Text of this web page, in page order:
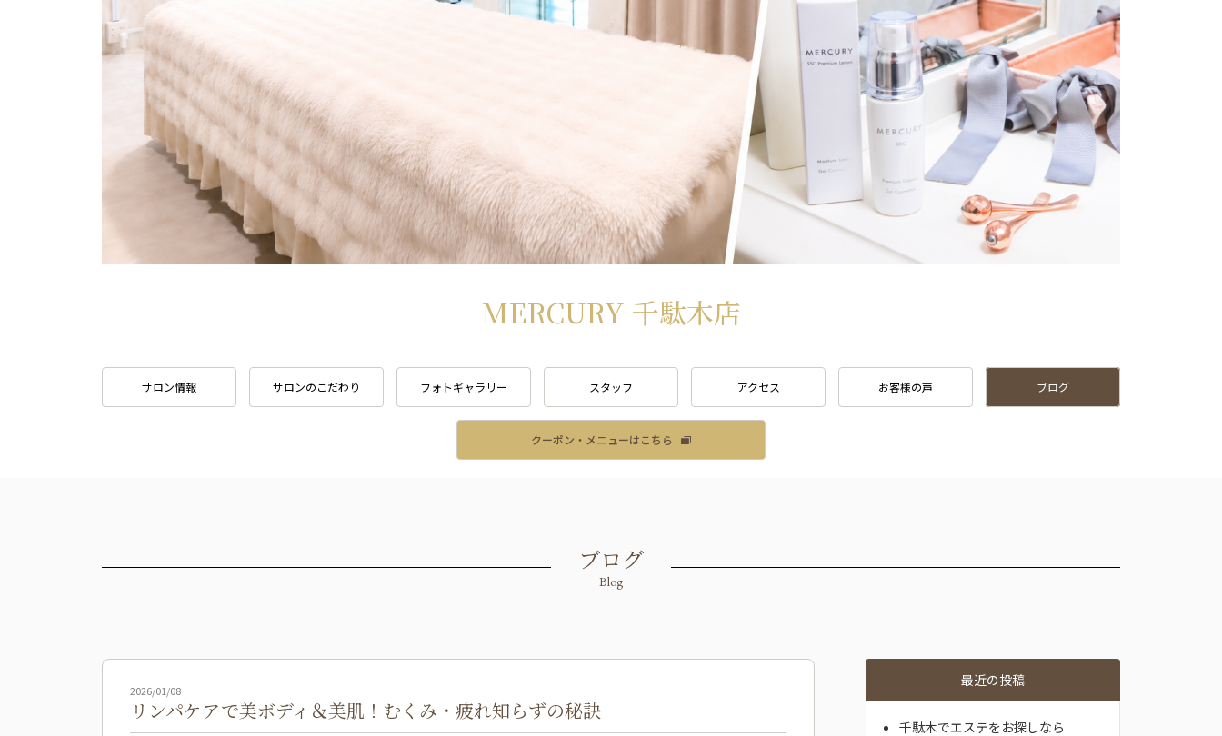
MERCURY 千駄木店
サロン情報 サロンのこだわり フォトギャラリー スタッフ アクセス お客様の声 ブログ
クーポン・メニューはこちら
ブログ
Blog
2026/01/08
リンパケアで美ボディ＆美肌！むくみ・疲れ知らずの秘訣
最近の投稿
千駄木でエステをお探しなら